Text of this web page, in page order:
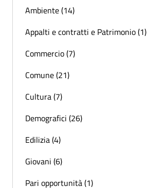
Ambiente (14)
Appalti e contratti e Patrimonio (1)
Commercio (7)
Comune (21)
Cultura (7)
Demografici (26)
Edilizia (4)
Giovani (6)
Pari opportunità (1)